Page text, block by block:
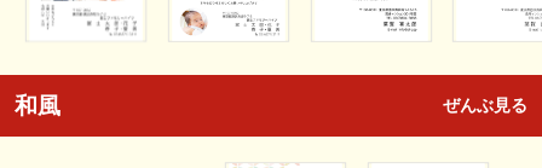
和風 ぜんぶ見る